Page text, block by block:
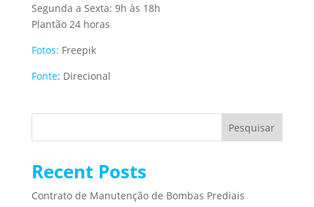
Segunda a Sexta: 9h às 18h
Plantão 24 horas
Fotos: Freepik
Fonte: Direcional
Pesquisar
Recent Posts
Contrato de Manutenção de Bombas Prediais